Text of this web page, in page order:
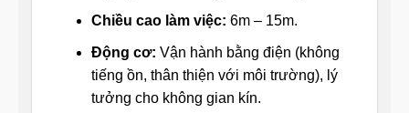
Chiều cao làm việc: 6m – 15m.
Động cơ: Vận hành bằng điện (không
tiếng ồn, thân thiện với môi trường), lý
tưởng cho không gian kín.